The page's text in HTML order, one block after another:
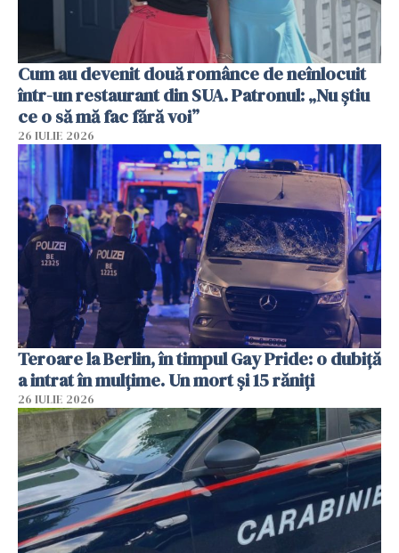
Cum au devenit două românce de neînlocuit
într-un restaurant din SUA. Patronul: „Nu știu
ce o să mă fac fără voi”
26 IULIE 2026
Teroare la Berlin, în timpul Gay Pride: o dubiță
a intrat în mulțime. Un mort și 15 răniți
26 IULIE 2026